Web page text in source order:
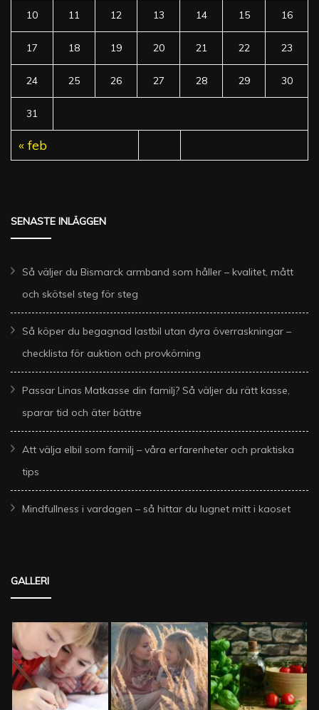
10 11 12 13 14 15 16
17 18 19 20 21 22 23
24 25 26 27 28 29 30
31
« feb
SENASTE INLÄGGEN
Så väljer du Bismarck armband som håller – kvalitet, mått
och skötsel steg för steg
Så köper du begagnad lastbil utan dyra överraskningar –
checklista för auktion och provkörning
Passar Linas Matkasse din familj? Så väljer du rätt kasse,
sparar tid och äter bättre
Att välja elbil som familj – våra erfarenheter och praktiska
tips
Mindfullness i vardagen – så hittar du lugnet mitt i kaoset
GALLERI